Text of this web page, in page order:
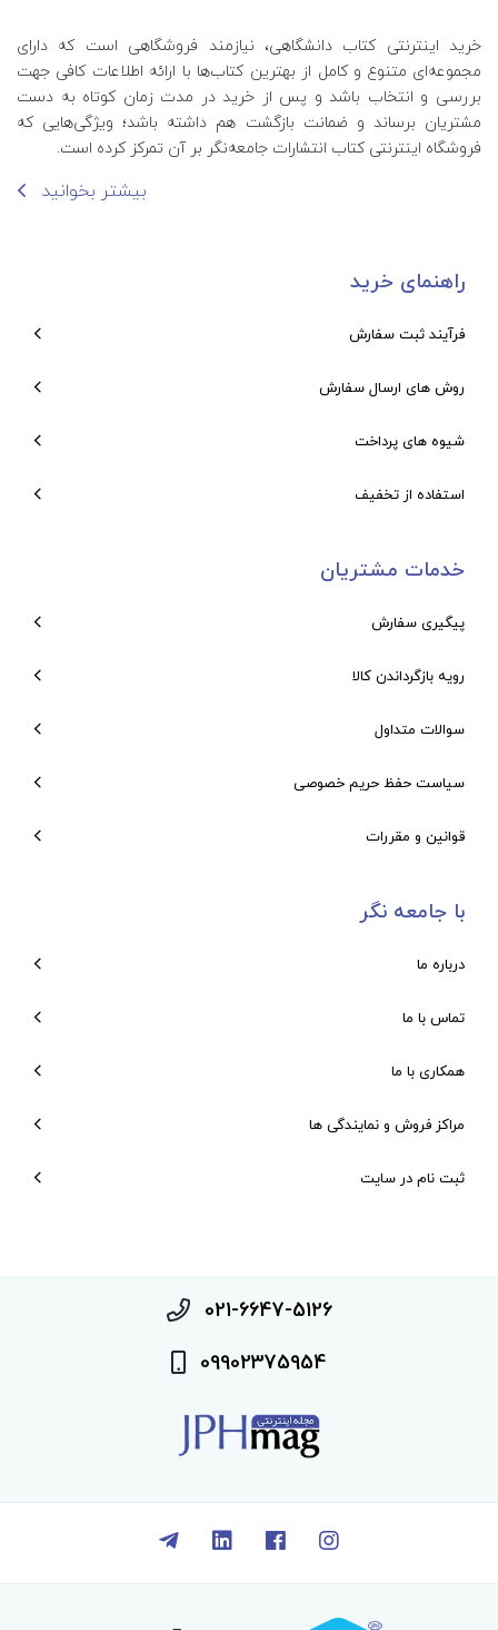
خرید اینترنتی کتاب‌ دانشگاهی، نیازمند فروشگاهی است که دارای
مجموعه‌ای متنوع و کامل از بهترین کتاب‌ها با ارائه اطلاعات کافی جهت
بررسی و انتخاب باشد و پس از خرید در مدت زمان کوتاه به دست
مشتریان برساند و ضمانت بازگشت هم داشته باشد؛ ویژگی‌هایی که
فروشگاه اینترنتی کتاب انتشارات جامعه‌نگر بر آن تمرکز کرده است.
بیشتر بخوانید
راهنمای خرید
فرآیند ثبت سفارش
روش های ارسال سفارش
شیوه های پرداخت
استفاده از تخفیف
خدمات مشتریان
پیگیری سفارش
رویه بازگرداندن کالا
سوالات متداول
سیاست حفظ حریم خصوصی
قوانین و مقررات
با جامعه نگر
درباره ما
تماس با ما
همکاری با ما
مراکز فروش و نمایندگی ها
ثبت نام در سایت
021-6647-5126
09902375954